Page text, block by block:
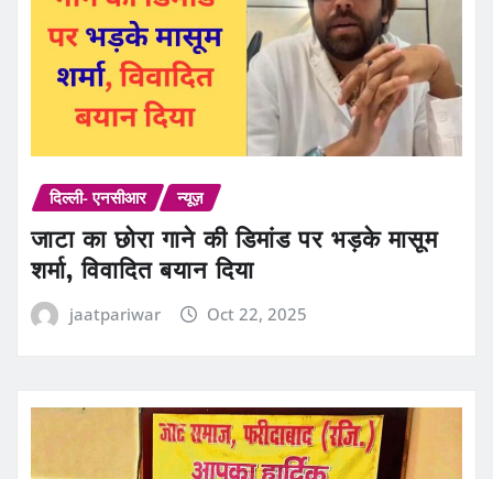
दिल्ली- एनसीआर न्यूज़
जाटा का छोरा गाने की डिमांड पर भड़के मासूम
शर्मा, विवादित बयान दिया
jaatpariwar Oct 22, 2025